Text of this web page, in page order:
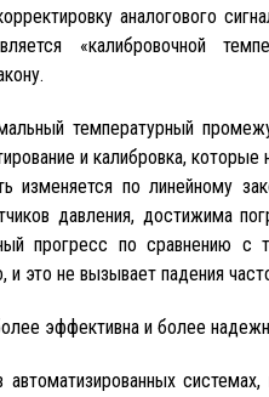
аналогового
«калибровочной
температурный
и калибровка, которые
изменяется по линейному
давления, достижима
прогресс по сравнению с
и это не вызывает падения
эффективна и более